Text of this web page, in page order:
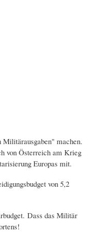
Militärausgaben" machen.
von Österreich am Krieg
Europas mit.
von 5,2
Dass das Militär